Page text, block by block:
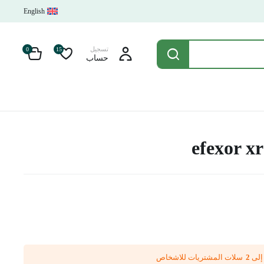
English
تسجيل
حساب
15
0
efexor
2 سلات المشتريات للاشخاص